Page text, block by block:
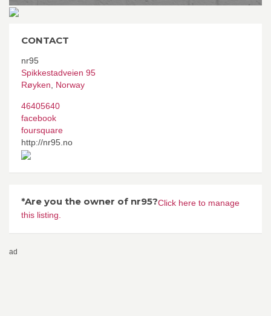
CONTACT
nr95
Spikkestadveien 95
Røyken
Norway
46405640
facebook
foursquare
http://nr95.no
*Are you the owner of nr95?Click here to manage
this listing.
ad